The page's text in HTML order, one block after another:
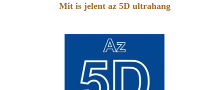
Mit is jelent az 5D ultrahang